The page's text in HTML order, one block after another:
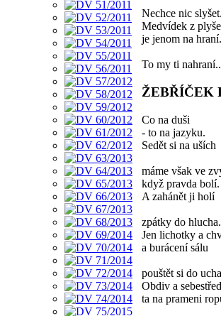
Nechce nic slyšet.
Medvídek z plyše
je jenom na hraní.
To my ti nahraní..
ŽEBŘÍČEK
Co na duši
- to na jazyku.
Sedět si na uších
máme však ve
když pravda bolí.
A zahánět ji holí
zpátky do hlucha.
Jen lichotky a
a burácení sálu
pouštět si do
Obdiv a
ta na prameni